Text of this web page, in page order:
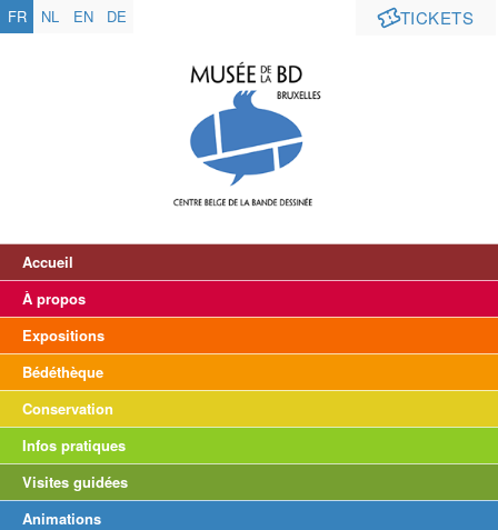
TICKETS
FR NL EN DE
Accueil
À propos
Expositions
Bédéthèque
Conservation
Infos pratiques
Visites guidées
Animations